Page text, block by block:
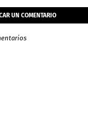
UN COMENTARIO